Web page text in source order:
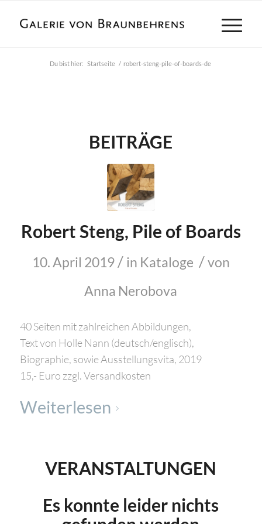
Du bist hier: Startseite / robert-steng-pile-of-boards-de
BEITRÄGE
Robert Steng, Pile of Boards
10. April 2019 / in Kataloge /von
Anna Nerobova
40 Seiten mit zahlreichen Abbildungen,
Text von Holle Nann (deutsch/englisch),
Biographie, sowie Ausstellungsvita, 2019
15,- Euro zzgl. Versandkosten
Weiterlesen
VERANSTALTUNGEN
Es konnte leider nichts